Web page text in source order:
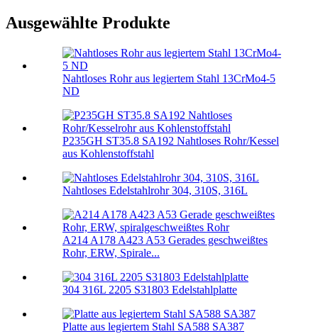
Ausgewählte Produkte
Nahtloses Rohr aus legiertem Stahl 13CrMo4-5
ND
P235GH ST35.8 SA192 Nahtloses Rohr/Kessel
aus Kohlenstoffstahl
Nahtloses Edelstahlrohr 304, 310S, 316L
A214 A178 A423 A53 Gerades geschweißtes
Rohr, ERW, Spirale...
304 316L 2205 S31803 Edelstahlplatte
Platte aus legiertem Stahl SA588 SA387